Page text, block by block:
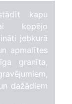
kapu
kopējo
jebkurā
apmalītes
granīta,
dažādiem